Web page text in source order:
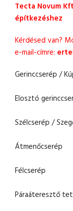
Tecta Novum
építkezéshez
Kérdésed van?
e-mail-címre:
Gerinccserép /
Elosztó
Szélcserép /
Átmenőcserép
Félcserép
Páraáteresztő